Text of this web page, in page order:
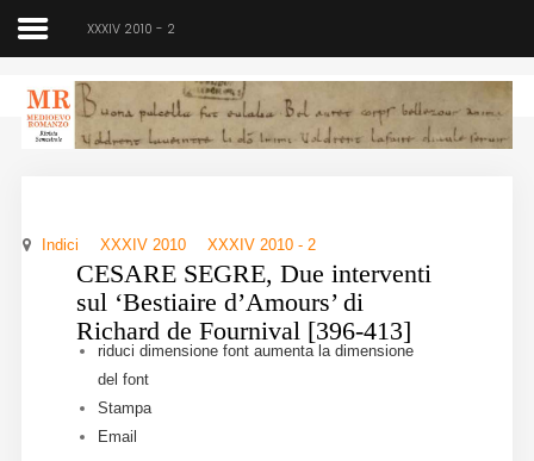
Medioevo Romanzo
Home
Chi siamo
Direzione
Indici
XXXIV 2010 - 2
Indici XXXIV 2010 XXXIV 2010 - 2
CESARE SEGRE, Due interventi
sul ‘Bestiaire d’Amours’ di
Richard de Fournival [396-413]
riduci dimensione font aumenta la dimensione
del font
Stampa
Email